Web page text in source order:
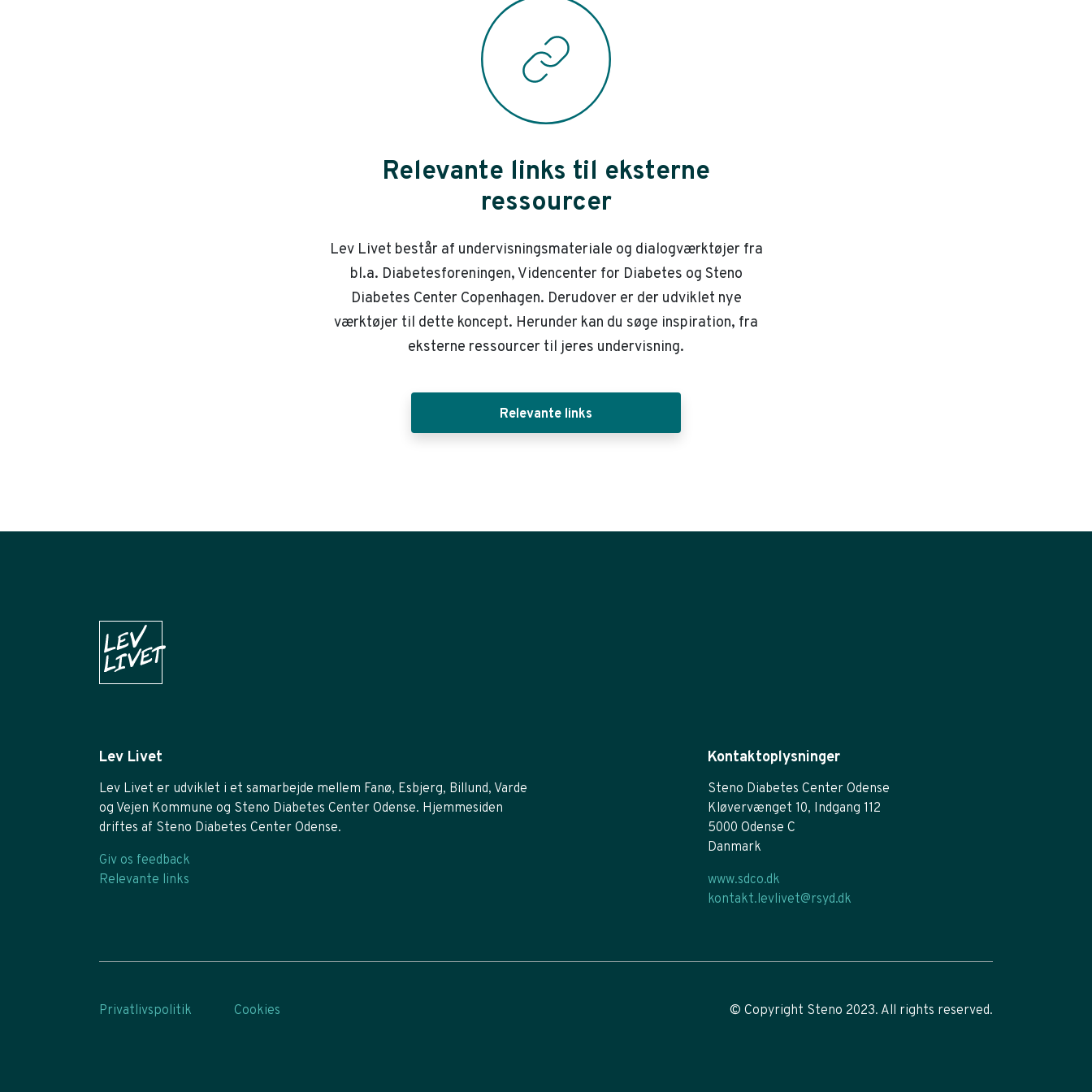
Relevante links til eksterne
ressourcer
Lev Livet består af undervisningsmateriale og dialogværktøjer fra
bl.a. Diabetesforeningen, Videncenter for Diabetes og Steno
Diabetes Center Copenhagen. Derudover er der udviklet nye
værktøjer til dette koncept. Herunder kan du søge inspiration, fra
eksterne ressourcer til jeres undervisning.
Relevante links
Lev Livet
Lev Livet er udviklet i et samarbejde mellem Fanø, Esbjerg, Billund, Varde
og Vejen Kommune og Steno Diabetes Center Odense. Hjemmesiden
driftes af Steno Diabetes Center Odense.
Giv os feedback
Relevante links
Kontaktoplysninger
Steno Diabetes Center Odense
Kløvervænget 10, Indgang 112
5000 Odense C
Danmark
www.sdco.dk
kontakt.levlivet@rsyd.dk
Privatlivspolitik Cookies © Copyright Steno 2023. All rights reserved.